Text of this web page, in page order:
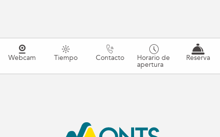
Webcam Tiempo Contacto Horario de
apertura
Reserva